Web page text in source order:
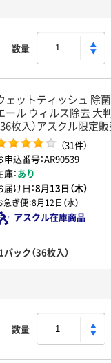
数量
ェットティッシュ 除
ール ウィルス除去 大
36枚入）アスクル限定
（31件）
申込番号：AR90539
：あり
届け日：8月13日（木）
急ぎ便：8月12日（水）
アスクル在庫商品
1パック（36枚入）
数量